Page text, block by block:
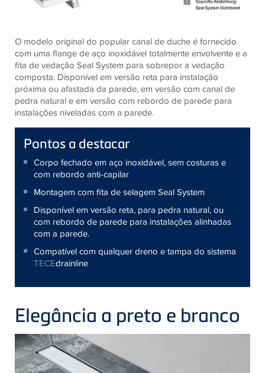
O modelo original do popular canal de duche é fornecido
com uma flange de aço inoxidável totalmente envolvente e a
fita de vedação Seal System para sobrepor a vedação
composta. Disponível em versão reta para instalação
próxima ou afastada da parede, em versão com canal de
pedra natural e em versão com rebordo de parede para
instalações niveladas com a parede.
Pontos a destacar
Corpo fechado em aço inoxidável, sem costuras e
com rebordo anti-capilar
Montagem com fita de selagem Seal System
Disponível em versão reta, para pedra natural, ou
com rebordo de parede para instalações alinhadas
com a parede.
Compatível com qualquer dreno e tampa do sistema
TECEdrainline
Elegância a preto e branco